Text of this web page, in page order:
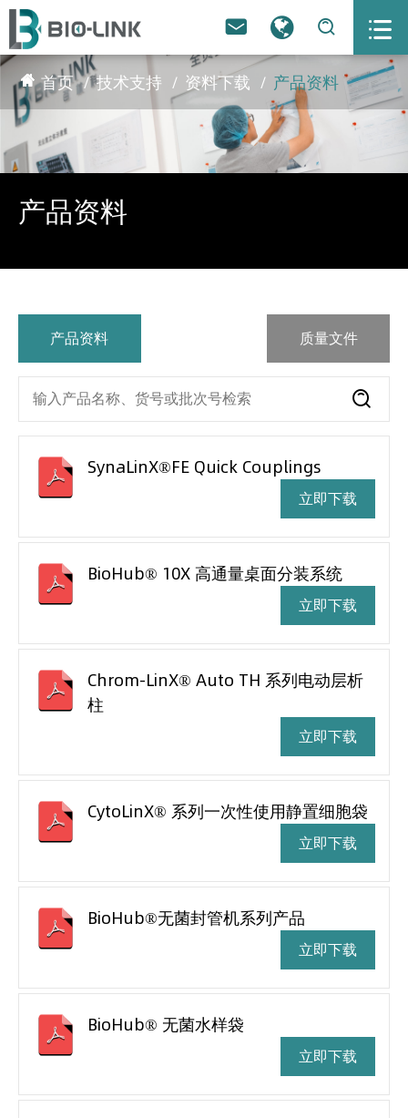
  
首页 技术支持 资料下载 产品资料
产品资料
产品资料 质量文件

SynaLinX®FE Quick Couplings
立即下载
BioHub® 10X 高通量桌面分装系统
立即下载
Chrom-LinX® Auto TH 系列电动层析
柱
立即下载
CytoLinX® 系列一次性使用静置细胞袋
立即下载
BioHub®无菌封管机系列产品
立即下载
BioHub® 无菌水样袋
立即下载